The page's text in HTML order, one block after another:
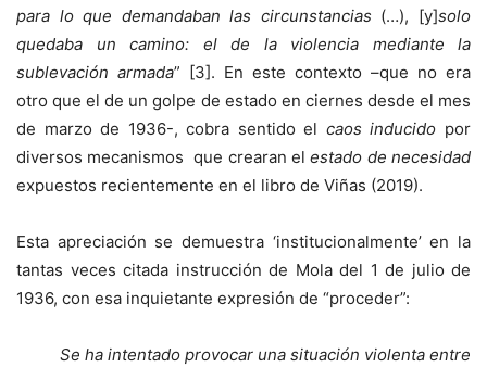
para lo que demandaban las circunstancias (…), [y]solo
quedaba un camino: el de la violencia mediante la
sublevación armada” [3]. En este contexto –que no era
otro que el de un golpe de estado en ciernes desde el mes
de marzo de 1936-, cobra sentido el caos inducido por
diversos mecanismos que crearan elestado de necesidad
expuestos recientemente en el libro de Viñas (2019).
Esta apreciación se demuestra ‘institucionalmente’ en la
tantas veces citada instrucción de Mola del 1 de julio de
1936, con esa inquietante expresión de “proceder”:
Se ha intentado provocar una situación violenta entre